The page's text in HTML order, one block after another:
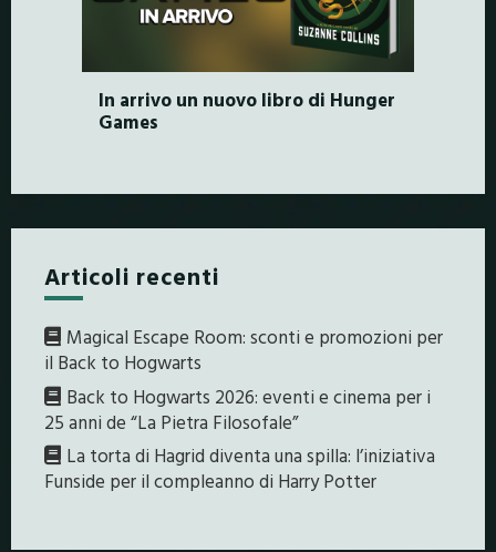
In arrivo un nuovo libro di Hunger
Games
Articoli recenti
Magical Escape Room: sconti e promozioni per
il Back to Hogwarts
Back to Hogwarts 2026: eventi e cinema per i
25 anni de “La Pietra Filosofale”
La torta di Hagrid diventa una spilla: l’iniziativa
Funside per il compleanno di Harry Potter